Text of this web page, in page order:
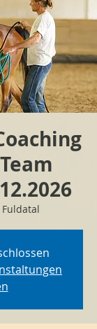
Fuldatal